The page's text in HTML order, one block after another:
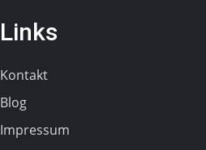
Links
Kontakt
Blog
Impressum